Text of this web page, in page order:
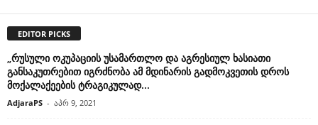
EDITOR PICKS
„რუსული ოკუპაციის უსამართლო და აგრესიულ ხასიათი
განსაკუთრებით იგრძნობა ამ მდინარის გადმოკვეთის დროს
მოქალაქეების ტრაგიკულად...
AdjaraPS - აპრ 9, 2021